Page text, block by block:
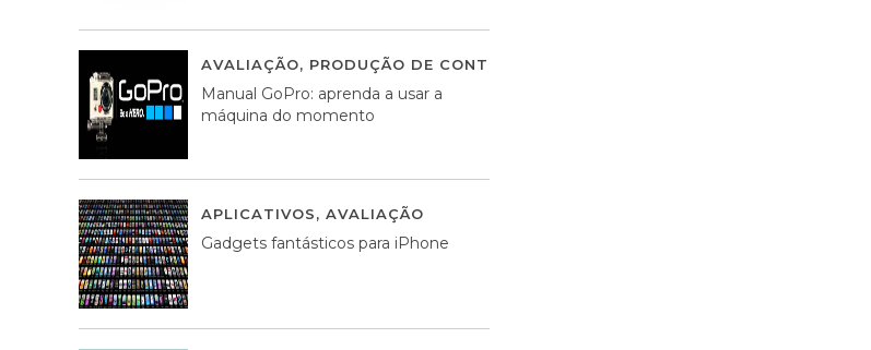
AVALIAÇÃO, PRODUÇÃO DE CONTEÚDOS MULTIMÉDIA
Manual GoPro: aprenda a usar a
máquina do momento
APLICATIVOS, AVALIAÇÃO
Gadgets fantásticos para iPhone